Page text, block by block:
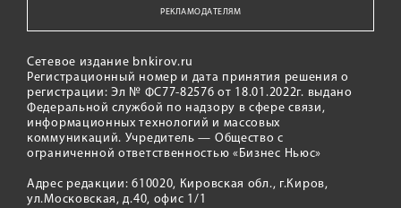
РЕКЛАМОДАТЕЛЯМ
Сетевое издание bnkirov.ru
Регистрационный номер и дата принятия решения о
регистрации: Эл № ФС77-82576 от 18.01.2022г. выдано
Федеральной службой по надзору в сфере связи,
информационных технологий и массовых
коммуникаций. Учредитель — Общество с
ограниченной ответственностью «Бизнес Ньюс»
Адрес редакции: 610020, Кировская обл., г.Киров,
ул.Московская, д.40, офис 1/1